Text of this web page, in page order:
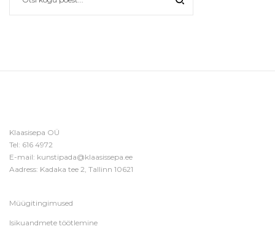
Klaasisepa OÜ
Tel: 616 4972
E-mail: kunstipada@klaasissepa.ee
Aadress: Kadaka tee 2, Tallinn 10621
Müügitingimused
Isikuandmete töötlemine